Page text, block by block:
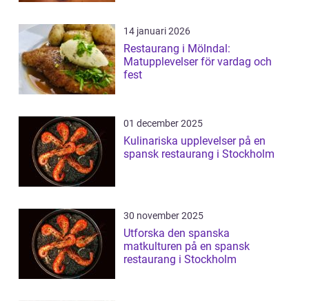
14 januari 2026
Restaurang i Mölndal:
Matupplevelser för vardag och
fest
01 december 2025
Kulinariska upplevelser på en
spansk restaurang i Stockholm
30 november 2025
Utforska den spanska
matkulturen på en spansk
restaurang i Stockholm